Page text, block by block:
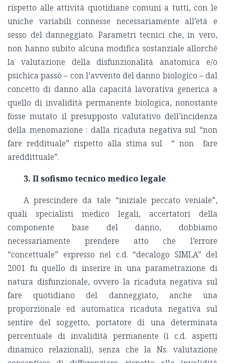
rispetto alle attività quotidiane comuni a tutti, con le
uniche variabili connesse necessariamente all’età e
sesso del danneggiato. Parametri tecnici che, in vero,
non hanno subito alcuna modifica sostanziale allorché
la valutazione della disfunzionalità anatomica e/o
psichica passò – con l’avvento del danno biologico – dal
concetto di danno alla capacità lavorativa generica a
quello di invalidità permanente biologica, nonostante
fosse mutato il presupposto valutativo dell’incidenza
della menomazione : dalla ricaduta negativa sul “non
fare reddituale” rispetto alla stima sul “ non fare
areddittuale”.
3. Il sofismo tecnico medico legale
A prescindere da tale “iniziale peccato veniale”,
quali specialisti medico legali, accertatori della
componente base del danno, dobbiamo
necessariamente prendere atto che l’errore
“concettuale” espresso nel c.d. “decalogo SIMLA” del
2001 fu quello di inserire in una parametrazione di
natura disfunzionale, ovvero la ricaduta negativa sul
fare quotidiano del danneggiato, anche una
proporzionale ed automatica ricaduta negativa sul
sentire del soggetto, portatore di una determinata
percentuale di invalidità permanente (i c.d. aspetti
dinamico relazionali), senza che la Ns. valutazione